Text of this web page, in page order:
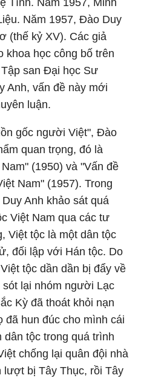
Tĩnh. Năm 1957, Minh
Năm 1957, Đào Duy
(thế kỷ XV). Các giả
khoa học công bố trên
san Đại học Sư
Anh, vấn đề này mới
luận.
gốc người Việt", Đào
quan trọng, đó là
(1950) và "Vấn đề
Nam" (1957). Trong
Anh khảo sát quá
Việt Nam qua các tư
Việt tộc là một dân tộc
đối lập với Hán tộc. Do
tộc dần dần bị đẩy về
lại nhóm người Lạc
Kỳ đã thoát khỏi nạn
đã hun đúc cho mình cái
dân tộc trong quá trình
chống lại quân đội nhà
lượt bị Tây Thục, rồi Tây